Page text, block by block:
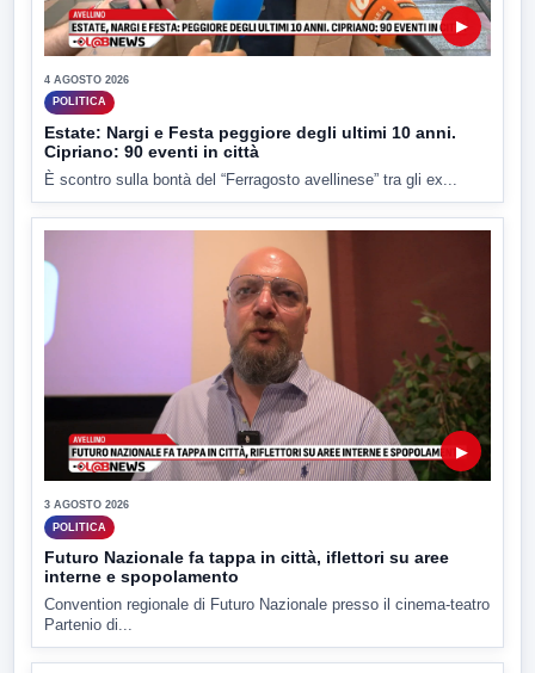
▶
4 AGOSTO 2026
POLITICA
Estate: Nargi e Festa peggiore degli ultimi 10 anni.
Cipriano: 90 eventi in città
È scontro sulla bontà del “Ferragosto avellinese” tra gli ex...
▶
3 AGOSTO 2026
POLITICA
Futuro Nazionale fa tappa in città, iflettori su aree
interne e spopolamento
Convention regionale di Futuro Nazionale presso il cinema-teatro
Partenio di...